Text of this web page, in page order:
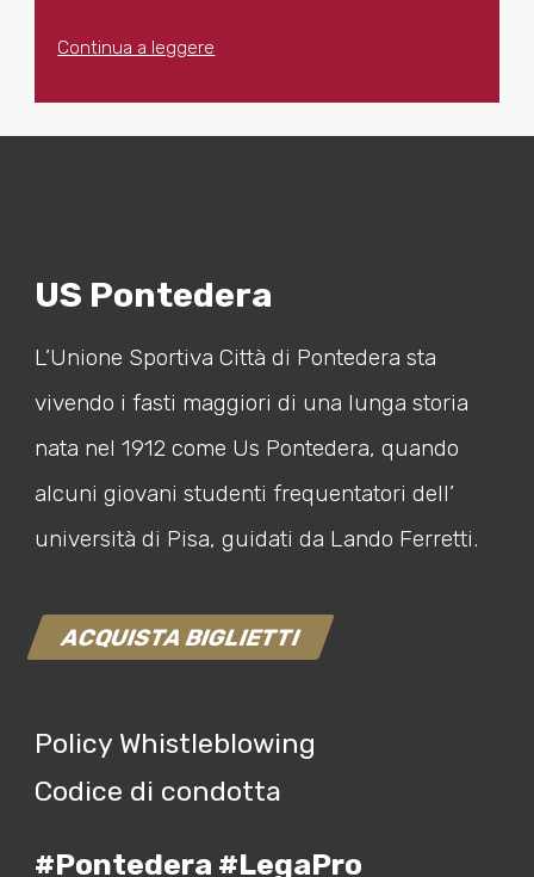
Continua a leggere
US Pontedera
L’Unione Sportiva Città di Pontedera sta
vivendo i fasti maggiori di una lunga storia
nata nel 1912 come Us Pontedera, quando
alcuni giovani studenti frequentatori dell’
università di Pisa, guidati da Lando Ferretti.
ACQUISTA BIGLIETTI
Policy Whistleblowing
Codice di condotta
#Pontedera #LegaPro